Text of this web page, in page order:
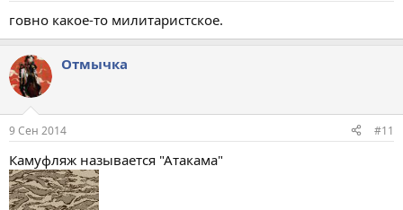
говно какое-то милитаристское.
Отмычка
9 Сен 2014 #11
Камуфляж называется "Атакама"